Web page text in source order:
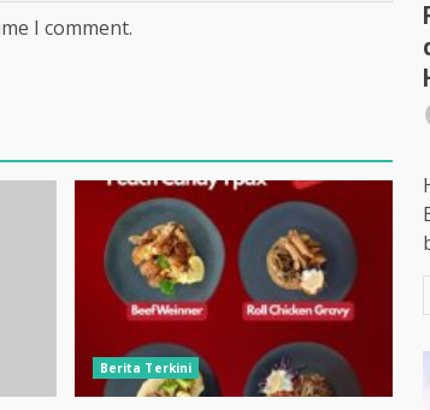
I comment.
Berita Terkini